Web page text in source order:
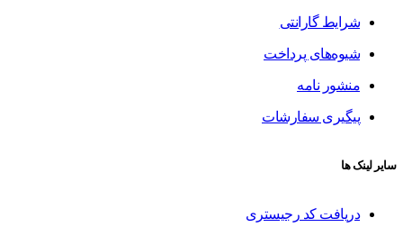
شرایط گارانتی
شیوه‌های پرداخت
منشور نامه
پیگیری سفارشات
سایر لینک ها
دریافت کد رجیستری